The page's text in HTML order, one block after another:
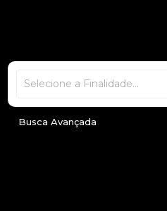
Selecione a Finalidade...
Busca Avançada